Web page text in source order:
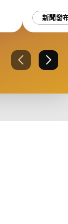
新聞發
上一張 下一